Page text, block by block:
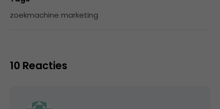
zoekmachine marketing
10 Reacties